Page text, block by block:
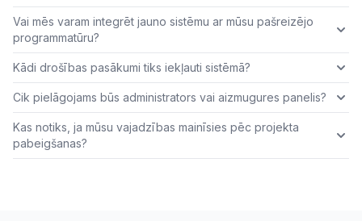
Vai mēs varam integrēt jauno sistēmu ar mūsu pašreizējo
programmatūru?
Kādi drošības pasākumi tiks iekļauti sistēmā?
Cik pielāgojams būs administrators vai aizmugures panelis?
Kas notiks, ja mūsu vajadzības mainīsies pēc projekta
pabeigšanas?